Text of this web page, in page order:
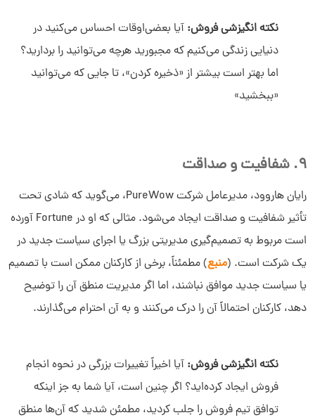
نکته انگیزشی فروش: آیا بعضی‌اوقات احساس می‌کنید در
دنیایی زندگی می‌کنیم که مجبورید هرچه می‌توانید را بردارید؟
اما بهتر است بیشتر از «ذخیره کردن»، تا جایی که می‌توانید
«ببخشید»
9. شفافیت و صداقت
رایان هاروود، مدیرعامل شرکت PureWow، می‌گوید که شادی تحت
تأثیر شفافیت و صداقت ایجاد می‌شود. مثالی که او در Fortune آورده
است مربوط به تصمیم‌گیری مدیریتی بزرگ یا اجرای سیاست جدید در
یک شرکت است. (منبع) مطمئناً، برخی از کارکنان ممکن است با تصمیم
یا سیاست جدید موافق نباشند، اما اگر مدیریت منطق آن را توضیح
دهد، کارکنان احتمالاً آن را درک می‌کنند و به آن احترام می‌گذارند.
نکته انگیزشی فروش: آیا اخیراً تغییرات بزرگی در نحوه انجام
فروش ایجاد کرده‌اید؟ اگر چنین است، آیا شما به‌ جز اینکه
توافق تیم فروش را جلب کردید، مطمئن شدید که آن‌ها منطق